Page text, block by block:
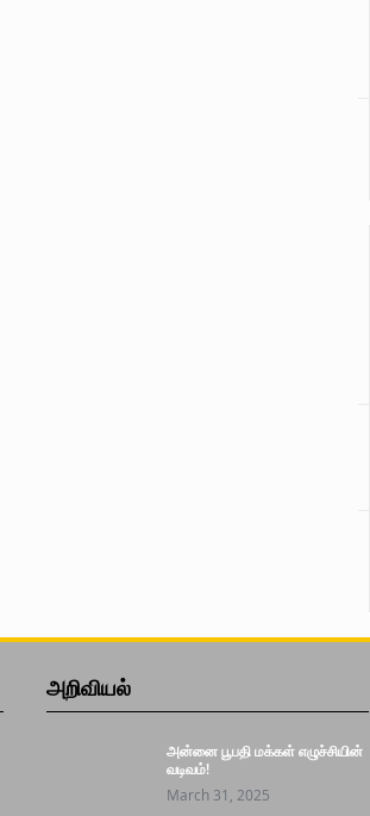
அறிவியல்
அன்னை பூபதி மக்கள் எழுச்சியின்
வடிவம்!
March 31, 2025